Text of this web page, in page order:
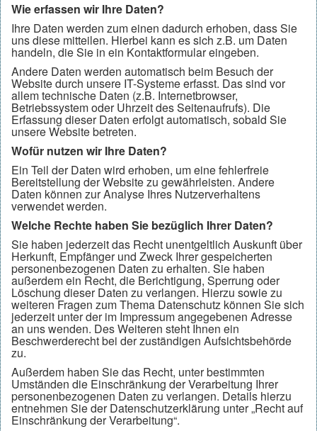
Wie erfassen wir Ihre Daten?
Ihre Daten werden zum einen dadurch erhoben, dass Sie
uns diese mitteilen. Hierbei kann es sich z.B. um Daten
handeln, die Sie in ein Kontaktformular eingeben.
Andere Daten werden automatisch beim Besuch der
Website durch unsere IT-Systeme erfasst. Das sind vor
allem technische Daten (z.B. Internetbrowser,
Betriebssystem oder Uhrzeit des Seitenaufrufs). Die
Erfassung dieser Daten erfolgt automatisch, sobald Sie
unsere Website betreten.
Wofür nutzen wir Ihre Daten?
Ein Teil der Daten wird erhoben, um eine fehlerfreie
Bereitstellung der Website zu gewährleisten. Andere
Daten können zur Analyse Ihres Nutzerverhaltens
verwendet werden.
Welche Rechte haben Sie bezüglich Ihrer Daten?
Sie haben jederzeit das Recht unentgeltlich Auskunft über
Herkunft, Empfänger und Zweck Ihrer gespeicherten
personenbezogenen Daten zu erhalten. Sie haben
außerdem ein Recht, die Berichtigung, Sperrung oder
Löschung dieser Daten zu verlangen. Hierzu sowie zu
weiteren Fragen zum Thema Datenschutz können Sie sich
jederzeit unter der im Impressum angegebenen Adresse
an uns wenden. Des Weiteren steht Ihnen ein
Beschwerderecht bei der zuständigen Aufsichtsbehörde
zu.
Außerdem haben Sie das Recht, unter bestimmten
Umständen die Einschränkung der Verarbeitung Ihrer
personenbezogenen Daten zu verlangen. Details hierzu
entnehmen Sie der Datenschutzerklärung unter „Recht auf
Einschränkung der Verarbeitung“.